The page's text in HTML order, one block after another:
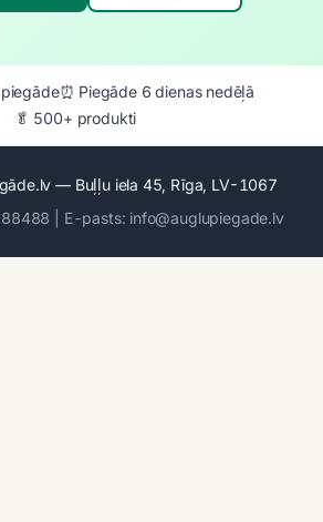
⏰ Piegāde 6 dienas nedēļā
🥬 500+ produkti
— Buļļu iela 45, Rīga, LV-1067
| E-pasts: info@auglupiegade.lv